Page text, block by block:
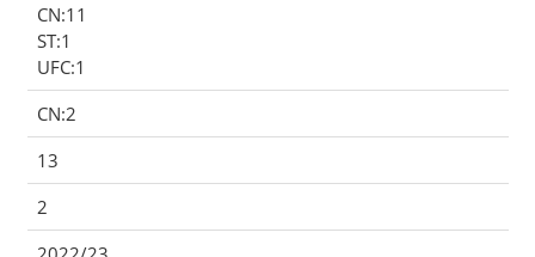
CN:11
ST:1
UFC:1
CN:2
13
2